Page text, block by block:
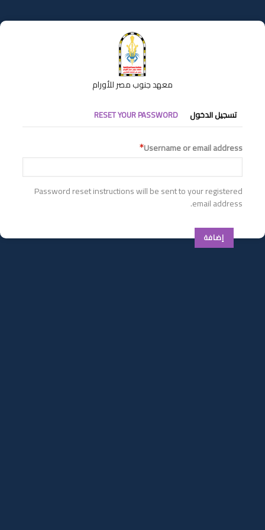
إلى
المحتوى
معهد جنوب مصر للأورام
التبويبات
الأساسية
تسجيل الدخول RESET YOUR PASSWORD
Username or email address
Password reset instructions will be sent to your registered
email address.